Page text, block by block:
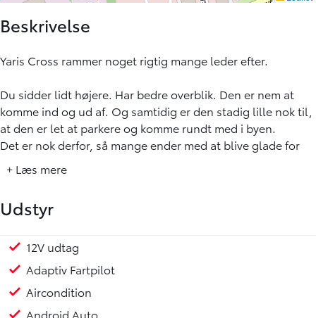
Beskrivelse
Yaris Cross rammer noget rigtig mange leder efter.
Du sidder lidt højere. Har bedre overblik. Den er nem at
komme ind og ud af. Og samtidig er den stadig lille nok til,
at den er let at parkere og komme rundt med i byen.
Det er nok derfor, så mange ender med at blive glade for
kørslen stille, rolig og utrolig nem i hverdagen. Den glider
egentlig ikke noget af dig.
Active-udgaven giver dig det vigtigste udstyr og en bil, der
føles moderne uden at blive kompliceret.
+ Læs mere
Udstyr
12V udtag
Adaptiv Fartpilot
Aircondition
Android Auto
Fart begrænser
Fartpilot
Fartpilot adaptiv
Fjernbetjent centrallås
Håndfri telefon
Infocenter
Klimaanlæg
Kørecomputer
Læderrat med Varme
Multifunktionsrat
Musikstreaming via bluetooth
Nøglefri Start & Stop
Radio
Regnsensor
Servo
Stemmebetjening
Sædevarme for
Udvendig temperaturmåler
USB stik
Varme i rat
17" Alufælge
Hvide blinklys
LED baglygter
LED kørelys
Metallak
Armlæn
Bagagerumsdækken
Højdejusterbart førersæde
Justerbart rat
Kopholder
Læderrat
Multijusterbart rat
Højdejusterbart passagersæde
Rat m. varme
Splitbagsæde
Stofindtræk
Airbag
Antispin
Auto hold
Automatisk nødbremsesystem
Dæktrykssensor
ESP
Isofix
Lyssensor
Selealarm
Skiltegenkendelse
Startspærre
Vejbaneassistent
Toyota Relax - Slap af med 10 års service aktiveret
Ikke Ryger
Service overholdt
Tidligere undervognsbehandlet